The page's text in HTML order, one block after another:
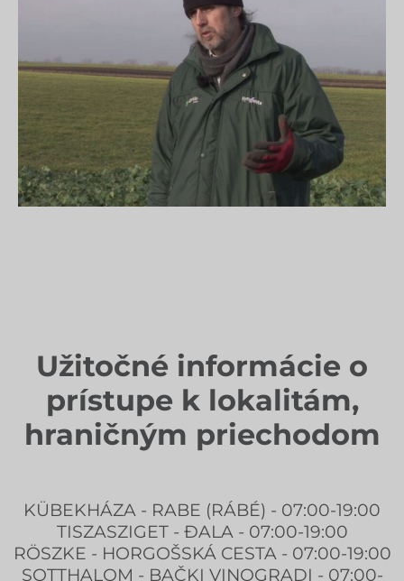
Užitočné informácie o
prístupe k lokalitám,
hraničným priechodom
KÜBEKHÁZA - RABE (RÁBÉ) - 07:00-19:00
TISZASZIGET - ĐALA - 07:00-19:00
RÖSZKE - HORGOŠSKÁ CESTA - 07:00-19:00
SOTTHALOM - BAČKI VINOGRADI - 07:00-